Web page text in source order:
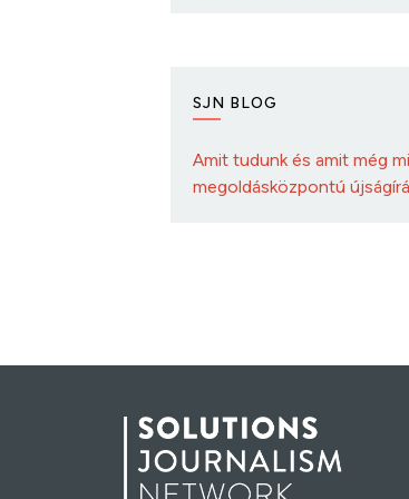
SJN BLOG
Amit tudunk és amit még
megoldásközpontú